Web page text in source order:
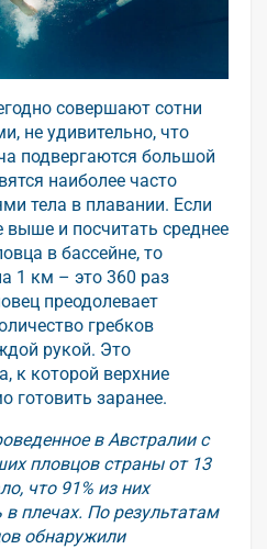
совершают сотни
не удивительно, что
подвергаются большой
наиболее часто
тела в плавании. Если
и посчитать среднее
в бассейне, то
1 км – это 360 раз
преодолевает
гребков
рукой. Это
к которой верхние
готовить заранее.
в Австралии с
пловцов страны от 13
что 91% из них
плечах. По результатам
обнаружили